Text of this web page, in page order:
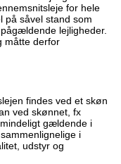
for hele
på såvel stand som
lejligheder.
måtte derfor
findes ved et skøn
ved skønnet, fx
gældende i
i
udstyr og